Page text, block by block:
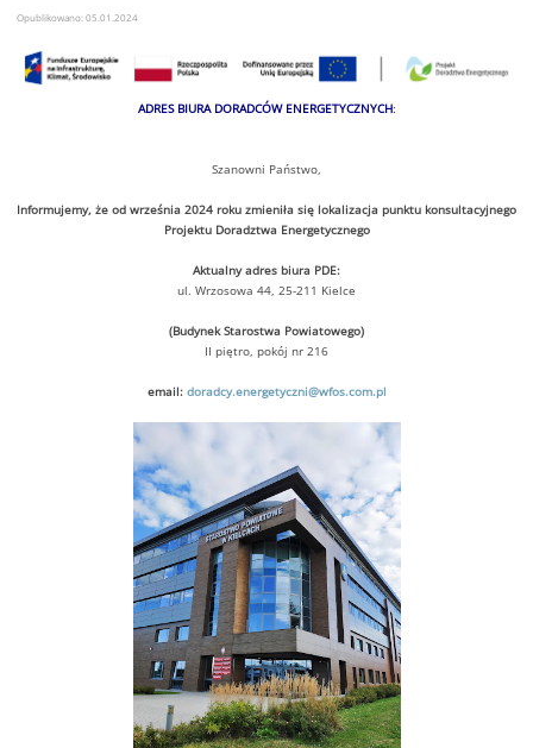
Opublikowano: 05.01.2024
ADRES BIURA DORADCÓW ENERGETYCZNYCH:
Szanowni Państwo,
Informujemy, że od września 2024 roku zmieniła się lokalizacja punktu konsultacyjnego
Projektu Doradztwa Energetycznego
Aktualny adres biura PDE:
ul. Wrzosowa 44, 25-211 Kielce
(Budynek Starostwa Powiatowego)
II piętro, pokój nr 216
email: doradcy.energetyczni@wfos.com.pl